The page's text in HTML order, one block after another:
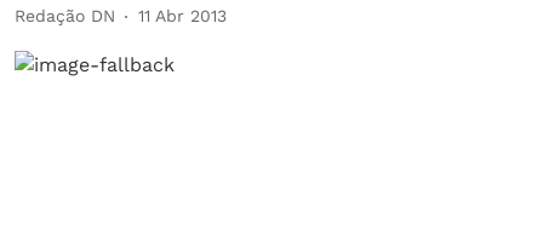
Redação DN 11 Abr 2013